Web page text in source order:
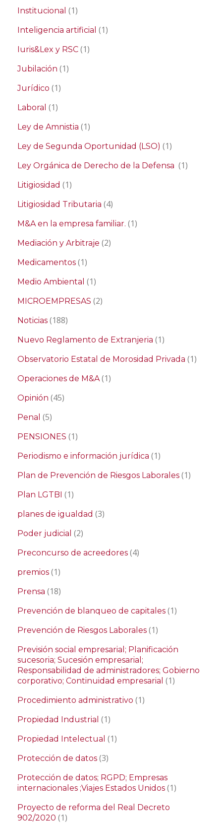
Institucional (1)
Inteligencia artificial (1)
Iuris&Lex y RSC (1)
Jubilación (1)
Jurídico (1)
Laboral (1)
Ley de Amnistia (1)
Ley de Segunda Oportunidad (LSO) (1)
Ley Orgánica de Derecho de la Defensa (1)
Litigiosidad (1)
Litigiosidad Tributaria (4)
M&A en la empresa familiar. (1)
Mediación y Arbitraje (2)
Medicamentos (1)
Medio Ambiental (1)
MICROEMPRESAS (2)
Noticias (188)
Nuevo Reglamento de Extranjeria (1)
Observatorio Estatal de Morosidad Privada (1)
Operaciones de M&A(1)
Opinión (45)
Penal (5)
PENSIONES (1)
Periodismo e información jurídica (1)
Plan de Prevención de Riesgos Laborales (1)
Plan LGTBI (1)
planes de igualdad (3)
Poder judicial (2)
Preconcurso de acreedores (4)
premios (1)
Prensa (18)
Prevención de blanqueo de capitales (1)
Prevención de Riesgos Laborales (1)
Previsión social empresarial; Planificación
sucesoria; Sucesión empresarial;
Responsabilidad de administradores; Gobierno
corporativo; Continuidad empresarial (1)
Procedimiento administrativo (1)
Propiedad Industrial (1)
Propiedad Intelectual (1)
Protección de datos (3)
Protección de datos; RGPD; Empresas
internacionales ;Viajes Estados Unidos (1)
Proyecto de reforma del Real Decreto
902/2020 (1)